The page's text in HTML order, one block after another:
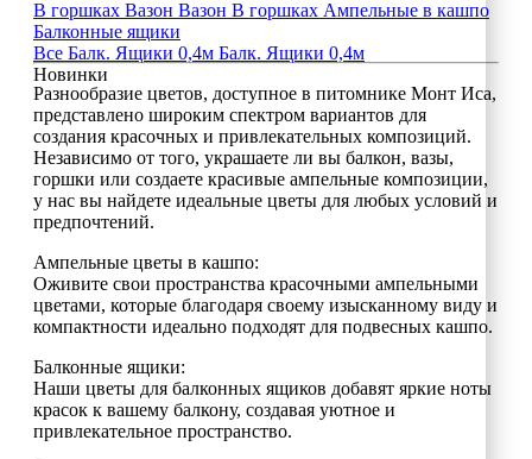
В горшках Вазон Вазон В горшках Ампельные в кашпо
Балконные ящики
Все Балк. Ящики 0,4м Балк. Ящики 0,4м
Новинки
Разнообразие цветов, доступное в питомнике Монт Иса,
представлено широким спектром вариантов для
создания красочных и привлекательных композиций.
Независимо от того, украшаете ли вы балкон, вазы,
горшки или создаете красивые ампельные композиции,
у нас вы найдете идеальные цветы для любых условий и
предпочтений.
Ампельные цветы в кашпо:
Оживите свои пространства красочными ампельными
цветами, которые благодаря своему изысканному виду и
компактности идеально подходят для подвесных кашпо.
Балконные ящики:
Наши цветы для балконных ящиков добавят яркие ноты
красок к вашему балкону, создавая уютное и
привлекательное пространство.